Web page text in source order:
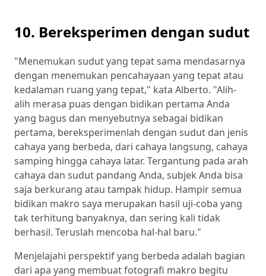
10. Bereksperimen dengan sudut
"Menemukan sudut yang tepat sama mendasarnya
dengan menemukan pencahayaan yang tepat atau
kedalaman ruang yang tepat," kata Alberto. "Alih-
alih merasa puas dengan bidikan pertama Anda
yang bagus dan menyebutnya sebagai bidikan
pertama, bereksperimenlah dengan sudut dan jenis
cahaya yang berbeda, dari cahaya langsung, cahaya
samping hingga cahaya latar. Tergantung pada arah
cahaya dan sudut pandang Anda, subjek Anda bisa
saja berkurang atau tampak hidup. Hampir semua
bidikan makro saya merupakan hasil uji-coba yang
tak terhitung banyaknya, dan sering kali tidak
berhasil. Teruslah mencoba hal-hal baru."
Menjelajahi perspektif yang berbeda adalah bagian
dari apa yang membuat fotografi makro begitu